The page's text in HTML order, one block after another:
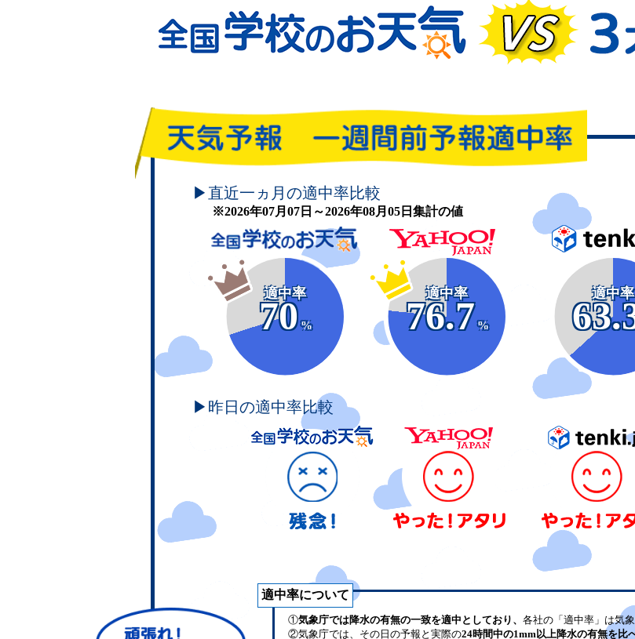
頑張れ！学校のお天気
▶直近一ヵ月の適中率比較
※2026年07月07日～2026年08月05日集計の値
適中率
70
%
適中率
76.7
%
適中率
▶昨日の適中率比較
適中率について
①気象庁では降水の有無の一致を適中としており、 各社の「適中率」は気
②気象庁では、その日の予報と実際の24時間中の1mm以上降水の有無を比べ